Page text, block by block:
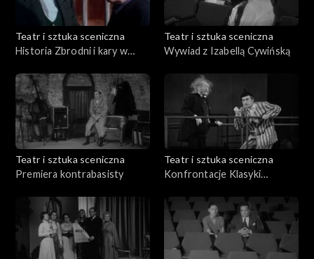
Teatr i sztuka sceniczna
Historia Zbrodni i kary w
Teatr i sztuka sceniczna
Wywiad z Izabellą Cywińską
Teatr i sztuka sceniczna
Premiera kontrabasisty
Teatr i sztuka sceniczna
Konfrontacje Klasyki